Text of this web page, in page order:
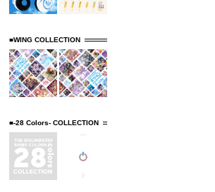
■WING COLLECTION
■-28 Colors- COLLECTION